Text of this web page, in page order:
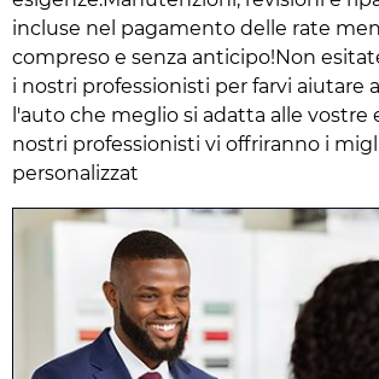
incluse nel pagamento delle rate
compreso e senza anticipo!Non
i nostri professionisti per farvi aiutare
l'auto che meglio si adatta alle vostre
nostri professionisti vi offriranno i
personalizzat